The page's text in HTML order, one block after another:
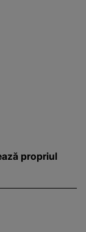
propriul